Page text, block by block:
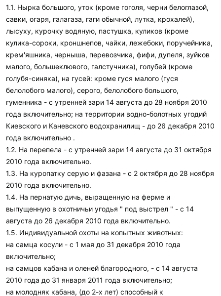
1.1. Нырка большого, уток (кроме гоголя, черни белоглазой,
савки, огаря, галагаза, гаги обычной, лутка, крохалей),
лысуху, курочку водяную, пастушка, куликов (кроме
кулика-сороки, кроншнепов, чайки, лежебоки, поручейника,
крем'яшника, черныша, перевозчика, фифи, дупеля, зуйков
малого, большеклювого, галстучника), голубей (кроме
голубя-синяка), на гусей: кроме гуся малого (гуся
белолобого малого), серого, белолобого большого,
гуменника - с утренней зари 14 августа до 28 ноября 2010
года включительно; на территории водно-болотных угодий
Киевского и Каневского водохранилищ - до 26 декабря 2010
года включительно .
1.2. На перепела - с утренней зари 14 августа до 31 октября
2010 года включительно.
1.3. На куропатку серую и фазана - с 2 октября до 28 ноября
2010 года включительно.
1.4. На пернатую дичь, выращенную на ферме и
выпущенную в охотничьи угодья " под выстрел " - с 14
августа до 26 декабря 2010 года включительно.
1.5. Индивидуальной охоты на копытных животных:
на самца косули - с 1 мая до 31 декабря 2010 года
включительно;
на самцов кабана и оленей благородного, - с 14 августа
2010 года до 31 января 2011 года включительно;
на молодняк кабана, (до 2-х лет) способный к